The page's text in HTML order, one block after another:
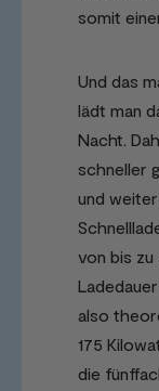
somit
Und das
lädt man
Nacht.
schneller
und
von bis zu
also
175
die